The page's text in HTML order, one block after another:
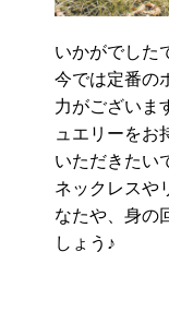
いかがでした
今では定番の
力がございま
ュエリーをお
いただきたい
ネックレスや
なたや、身の
しょう♪